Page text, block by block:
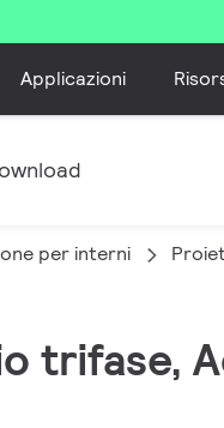
Applicazioni
per interni
trifase,